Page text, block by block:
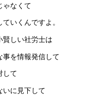
ゃなくて
いくんですよ。
賢しい社労士は
事を情報発信して
して
いに見下して